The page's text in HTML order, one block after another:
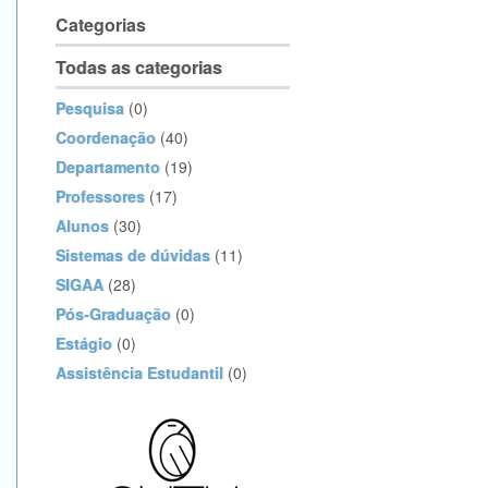
Categorias
Todas as categorias
Pesquisa (0)
Coordenação (40)
Departamento (19)
Professores (17)
Alunos (30)
Sistemas de dúvidas (11)
SIGAA (28)
Pós-Graduação (0)
Estágio (0)
Assistência Estudantil (0)